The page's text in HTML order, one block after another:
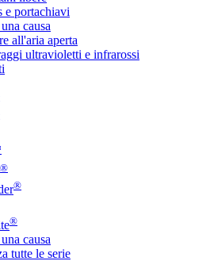
e portachiavi
causa
all'aria aperta
ultravioletti e infrarossi
®
®
®
causa
tutte le serie